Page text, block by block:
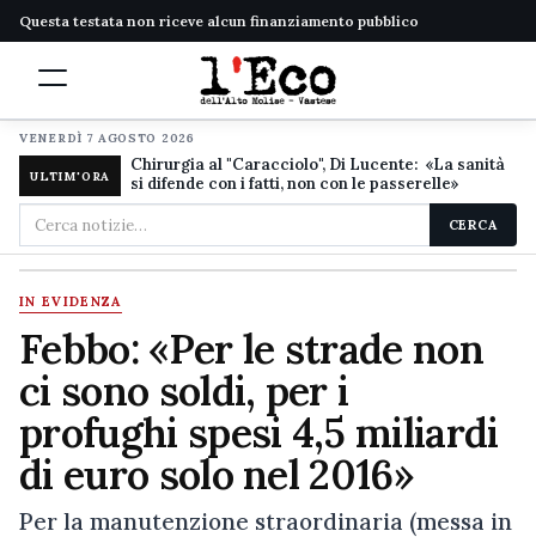
Questa testata non riceve alcun finanziamento pubblico
VENERDÌ 7 AGOSTO 2026
ULTIM'ORA
Chirurgia al "Caracciolo", Di Lucente: «La sanità
si difende con i fatti, non con le passerelle»
Cerca
nel
sito
CERCA
IN EVIDENZA
Febbo: «Per le strade non
ci sono soldi, per i
profughi spesi 4,5 miliardi
di euro solo nel 2016»
Per la manutenzione straordinaria (messa in